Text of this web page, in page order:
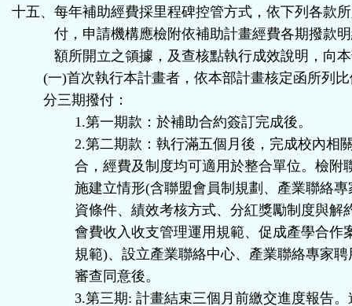
十五、每年補助經費採里程碑控管方式，依下列各款
付，申請機構應檢附依補助計畫經費各期撥款
額所開立之領據，及查核點執行成效說明，向
(一)首次執行本計畫者，依本部計畫核定函所列
分三期撥付：
1.第一期款：於補助合約簽訂完成後。
2.第二期款：執行滿五個月後，完成校內相
合，經費及制度均可適用於整合單位。檢附
施建立情形(含聯盟會員制規劃、產業聯絡
資條件、績效考核方式、分紅獎勵制度與解
會費收入收支管理運用規範、促成產學合作
規範)、設立產業聯絡中心、產業聯絡專家
審查同意後。
3.第三期: 計畫結束三個月前繳交進度報告